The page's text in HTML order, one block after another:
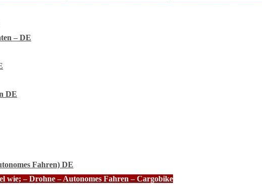
– DE
DE
Fahren) DE
wie; – Drohne – Autonomes Fahren – Cargobike